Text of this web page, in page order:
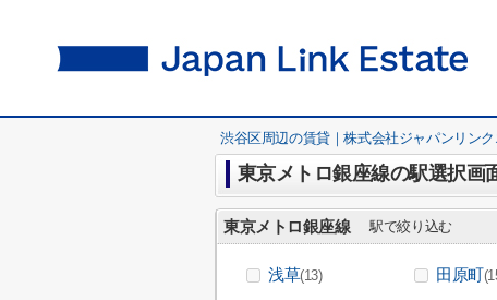
渋谷区周辺の賃貸｜株式会社ジャパンリンク
東京メトロ銀座線の駅選択画
東京メトロ銀座線 駅で絞り込む
浅草(13) 田原町